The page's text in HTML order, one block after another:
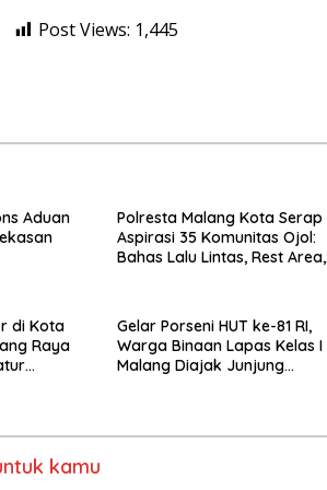
Post Views: 1,445
Aduan
Polresta Malang Kota Serap
Aspirasi 35 Komunitas Ojol:
Bahas Lalu Lintas, Rest Area,
di Kota
Raya
Gelar Porseni HUT ke-81 RI,
Warga Binaan Lapas Kelas I
Malang Diajak Junjung
kamu